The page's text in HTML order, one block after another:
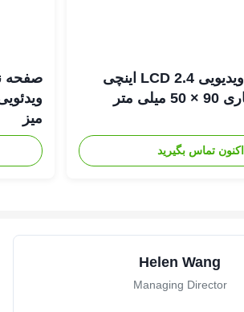
کارت ویزیت ویدیویی LCD 2.4 اینچی
برای هدیه تجاری 90 × 50 میلی متر
اکنون تماس بگیرید
میز
Helen Wang
Managing Director